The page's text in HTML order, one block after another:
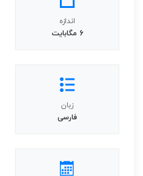
اندازه
6 مگابایت
زبان
فارسی